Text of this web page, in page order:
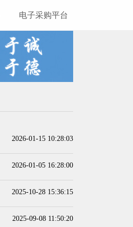
电子采购平台
2026-01-15 10:28:03
2026-01-05 16:28:00
2025-10-28 15:36:15
2025-09-08 11:50:20